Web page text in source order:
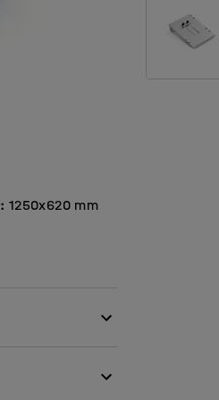
: 1250x620 mm